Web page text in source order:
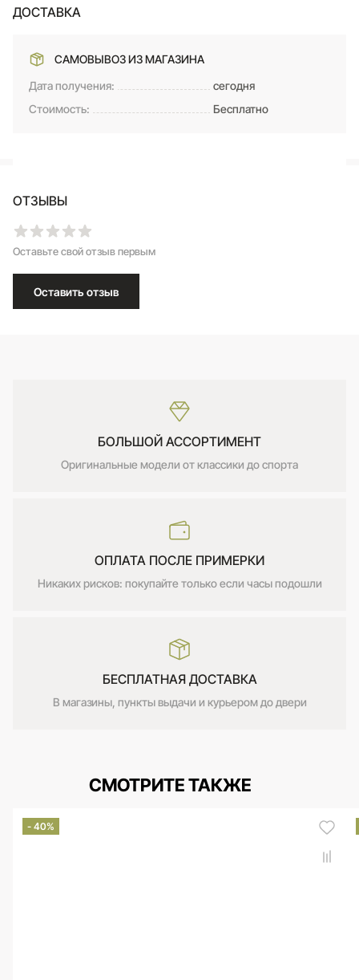
ДОСТАВКА
САМОВЫВОЗ ИЗ МАГАЗИНА
Дата получения:
сегодня
Стоимость:
Бесплатно
ОТЗЫВЫ
Оставьте свой отзыв первым
Оставить отзыв
БОЛЬШОЙ АССОРТИМЕНТ
Оригинальные модели от классики до спорта
ОПЛАТА ПОСЛЕ ПРИМЕРКИ
Никаких рисков: покупайте только если часы подошли
БЕСПЛАТНАЯ ДОСТАВКА
В магазины, пункты выдачи и курьером до двери
СМОТРИТЕ ТАКЖЕ
- 40%